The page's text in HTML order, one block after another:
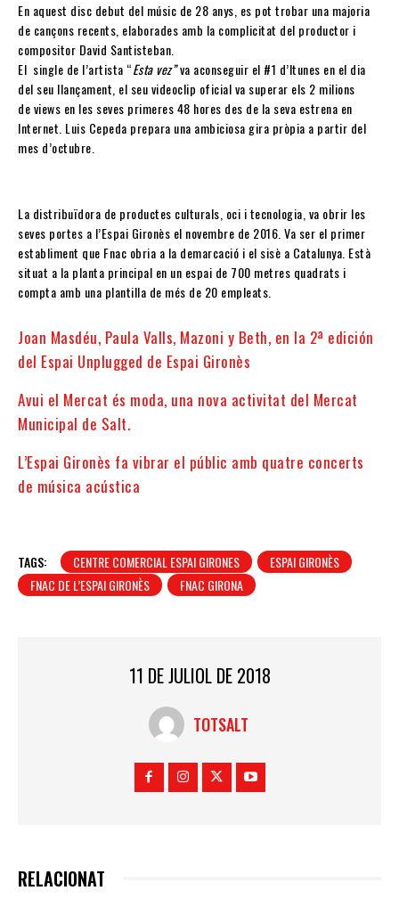
En aquest disc debut del músic de 28 anys, es pot trobar una majoria
de cançons recents, elaborades amb la complicitat del productor i
compositor David Santisteban.
El single de l’artista “Esta vez”va aconseguir el #1 d’Itunes en el dia
del seu llançament, el seu videoclip oficial va superar els 2 milions
de views en les seves primeres 48 hores des de la seva estrena en
Internet. Luis Cepeda prepara una ambiciosa gira pròpia a partir del
mes d’octubre.
La distribuïdora de productes culturals, oci i tecnologia, va obrir les
seves portes a l’Espai Gironès el novembre de 2016. Va ser el primer
establiment que Fnac obria a la demarcació i el sisè a Catalunya. Està
situat a la planta principal en un espai de 700 metres quadrats i
compta amb una plantilla de més de 20 empleats.
Joan Masdéu, Paula Valls, Mazoni y Beth, en la 2ª edición
del Espai Unplugged de Espai Gironès
Avui el Mercat és moda, una nova activitat del Mercat
Municipal de Salt.
L’Espai Gironès fa vibrar el públic amb quatre concerts
de música acústica
TAGS: CENTRE COMERCIAL ESPAI GIRONES
ESPAI GIRONÈS
FNAC DE L’ESPAI GIRONÈS
FNAC GIRONA
11 DE JULIOL DE 2018
TOTSALT
RELACIONAT